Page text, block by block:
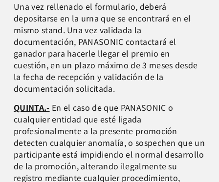
Una vez rellenado el formulario, deberá
depositarse en la urna que se encontrará en el
mismo stand. Una vez validada la
documentación, PANASONIC contactará el
ganador para hacerle llegar el premio en
cuestión, en un plazo máximo de 3 meses desde
la fecha de recepción y validación de la
documentación solicitada.
QUINTA.- En el caso de que PANASONIC o
cualquier entidad que esté ligada
profesionalmente a la presente promoción
detecten cualquier anomalía, o sospechen que un
participante está impidiendo el normal desarrollo
de la promoción, alterando ilegalmente su
registro mediante cualquier procedimiento,